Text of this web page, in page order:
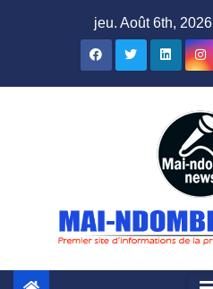
jeu. Août 6th, 2026